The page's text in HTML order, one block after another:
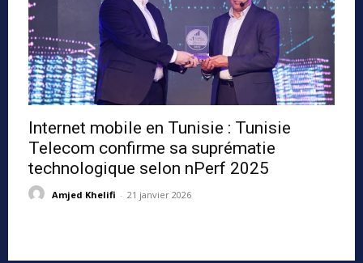
Internet mobile en Tunisie : Tunisie
Telecom confirme sa suprématie
technologique selon nPerf 2025
Amjed Khelifi - 21 janvier 2026